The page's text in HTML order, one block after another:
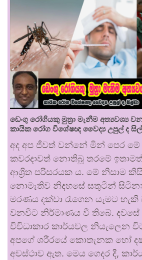
ඩෙංගු රෝගියකු ⁣මුත්‍රා මැනීම අත්‍යවශ්‍ය
කායික රෝග විශේෂඥ වෛද්‍ය උපුල් ද
අද අප ජීවත් වන්නේ මින් පෙර
කවරදාවත් නොතිබූ තරමේ
ආශ්‍රිත පරිසරයක ය. මේ නිසාම
නොමැතිව නිදහසේ සතුටින්
මරණය දක්වා රැගෙන යෑමට
වනවිට නිර්මාණය වී තිබේ. දවසේ
විවිධාකාර කාර්යවල නියැලෙන
අපගේ ශරීරයේ කොතැනක හෝ
අවස්ථාව ඇත. මෙය ගෙදර දී,